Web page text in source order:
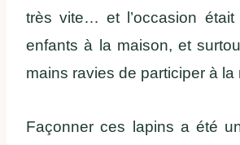
très vite… et l’occasion
enfants à la maison, et
mains ravies de participer à la
Façonner ces lapins a été